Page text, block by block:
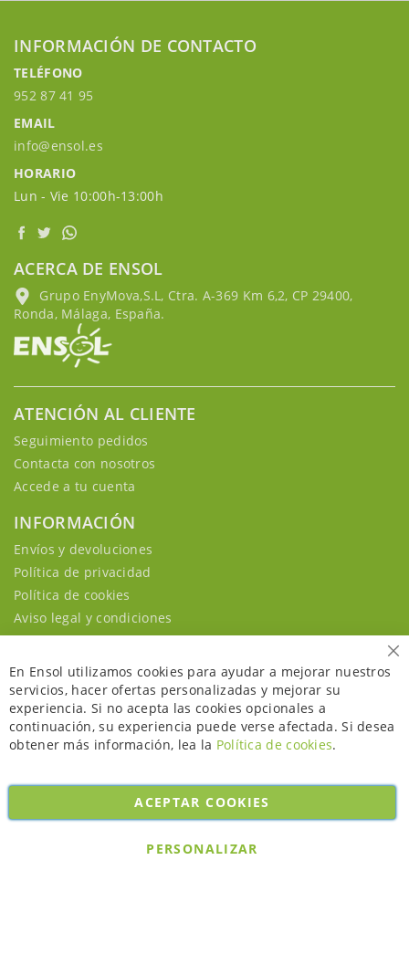
INFORMACIÓN DE CONTACTO
TELÉFONO
952 87 41 95
EMAIL
info@ensol.es
HORARIO
Lun - Vie 10:00h-13:00h
ACERCA DE ENSOL
Grupo EnyMova,S.L, Ctra. A-369 Km 6,2, CP 29400,
Ronda, Málaga, España.
ATENCIÓN AL CLIENTE
Seguimiento pedidos
Contacta con nosotros
Accede a tu cuenta
INFORMACIÓN
Envíos y devoluciones
Política de privacidad
Política de cookies
Aviso legal y condiciones
Copyright © 2026. All rights reserved. Powered byBobaly Partners.
En Ensol utilizamos cookies para ayudar a mejorar nuestros
servicios, hacer ofertas personalizadas y mejorar su
experiencia. Si no acepta las cookies opcionales a
continuación, su experiencia puede verse afectada. Si desea
obtener más información, lea la Política de cookies.
ACEPTAR COOKIES
PERSONALIZAR